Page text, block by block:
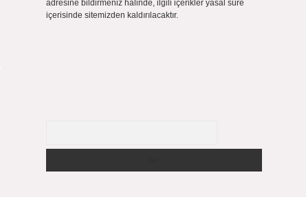
adresine bildirmeniz halinde, ilgili içerikler yasal süre
içerisinde sitemizden kaldırılacaktır.